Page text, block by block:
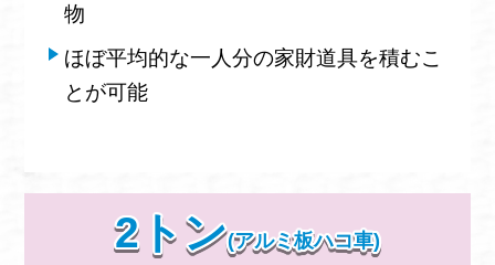
物
ほぼ平均的な一人分の家財道具を積むこ
とが可能
2トン(アルミ板ハコ車)